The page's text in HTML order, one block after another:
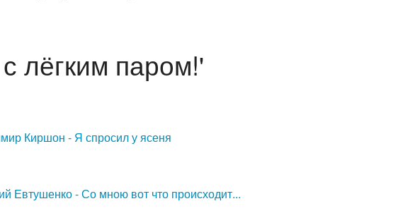
лёгким паром!'
Киршон - Я спросил у ясеня
Евтушенко - Со мною вот что происходит...